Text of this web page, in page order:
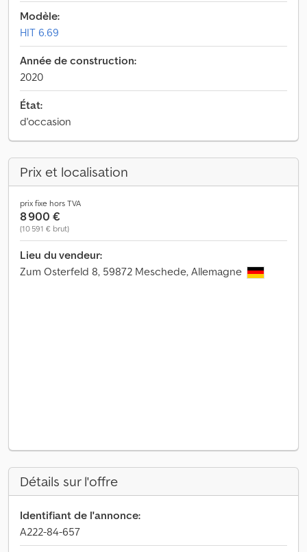
Modèle:
HIT 6.69
Année de construction:
2020
État:
d'occasion
Prix et localisation
prix fixe hors TVA
8 900 €
(10 591 € brut)
Lieu du vendeur:
Zum Osterfeld 8, 59872 Meschede, Allemagne
Détails sur l'offre
Identifiant de l'annonce:
A222-84-657